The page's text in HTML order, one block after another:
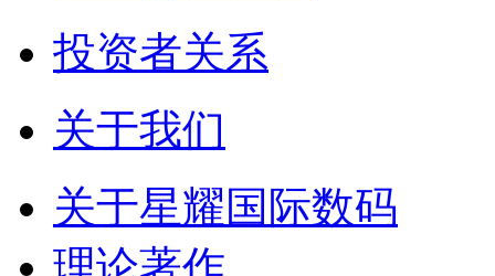
投资者关系
关于我们
关于星耀国际数码